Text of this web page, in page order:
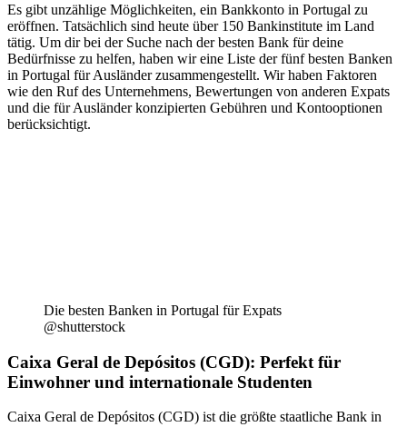
Es gibt unzählige Möglichkeiten, ein Bankkonto in Portugal zu
eröffnen. Tatsächlich sind heute über 150 Bankinstitute im Land
tätig. Um dir bei der Suche nach der besten Bank für deine
Bedürfnisse zu helfen, haben wir eine Liste der fünf besten Banken
in Portugal für Ausländer zusammengestellt. Wir haben Faktoren
wie den Ruf des Unternehmens, Bewertungen von anderen Expats
und die für Ausländer konzipierten Gebühren und Kontooptionen
berücksichtigt.
Die besten Banken in Portugal für Expats
@shutterstock
Caixa Geral de Depósitos (CGD): Perfekt für
Einwohner und internationale Studenten
Caixa Geral de Depósitos (CGD) ist die größte staatliche Bank in